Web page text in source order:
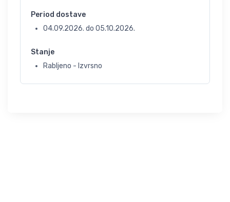
Period dostave
04.09.2026. do 05.10.2026.
Stanje
Rabljeno - Izvrsno